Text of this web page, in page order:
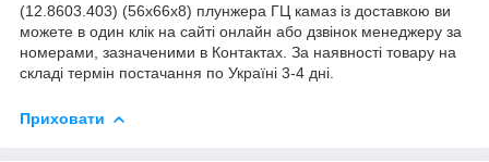
(12.8603.403) (56х66х8) плунжера ГЦ камаз із доставкою ви
можете в один клік на сайті онлайн або дзвінок менеджеру за
номерами, зазначеними в Контактах. За наявності товару на
складі термін постачання по Україні 3-4 дні.
Приховати